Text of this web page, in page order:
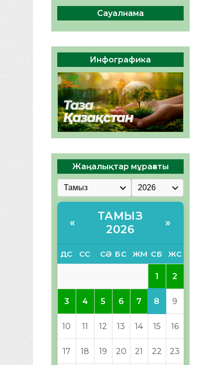
Руслан Рүстемұлы облыс
әкімінің кеңесшісі болып
тағайындалды
05.08.2026
46 0
Сауалнама
Инфографика
Жаңалықтар мұрағаты
«
ТАМЫЗ
2026
»
ДС СС СӘ БС ЖМ СБ ЖС
1 2
3 4 5 6 7 8 9
10 11 12 13 14 15 16
17 18 19 20 21 22 23